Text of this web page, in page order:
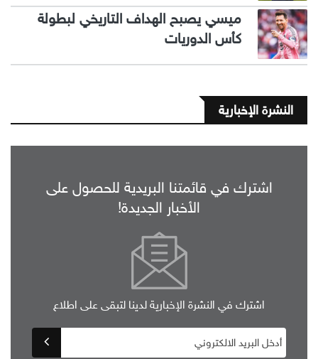
ميسي يصبح الهداف التاريخي لبطولة
كأس الدوريات
النشرة الإخبارية
اشترك في قائمتنا البريدية للحصول على
الأخبار الجديدة!
اشترك في النشرة الإخبارية لدينا لتبقى على اطلاع